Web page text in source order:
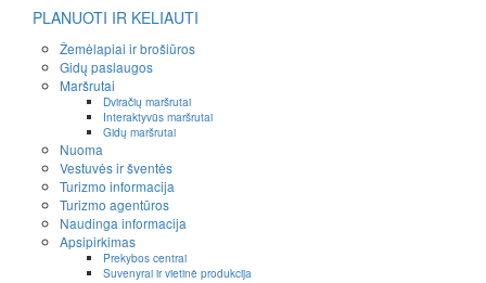
PLANUOTI IR KELIAUTI
Žemėlapiai ir brošiūros
Gidų paslaugos
Maršrutai
Dviračių maršrutai
Interaktyvūs maršrutai
Gidų maršrutai
Nuoma
Vestuvės ir šventės
Turizmo informacija
Turizmo agentūros
Naudinga informacija
Apsipirkimas
Prekybos centrai
Suvenyrai ir vietinė produkcija